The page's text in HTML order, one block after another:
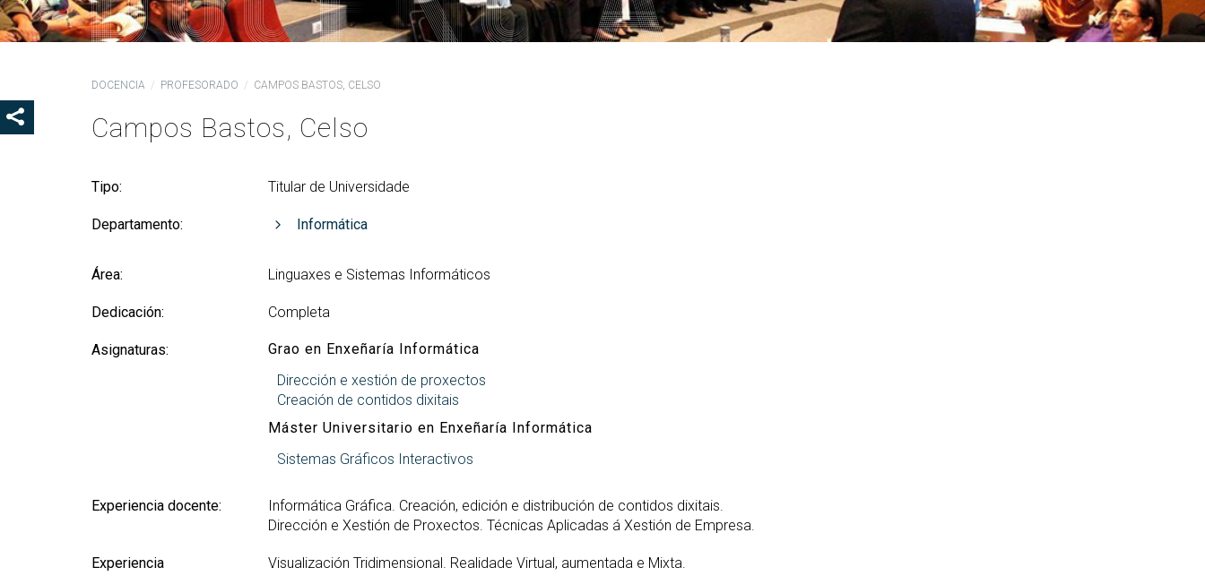
Coordinación
Delegación de Alumnos
Localización e contacto
extracurriculares
Prácticas en empresa
PARS Grao e Máster en
Enxeñaría Informática
títulos
Recoñecementos de calidade
DOCENCIA PROFESORADO CAMPOS BASTOS, CELSO
Campos Bastos, Celso
Tipo: Titular de Universidade
Departamento: Informática
Área: Linguaxes e Sistemas Informáticos
Dedicación: Completa
Asignaturas:
Grao en Enxeñaría Informática
Dirección e xestión de proxectos
Creación de contidos dixitais
Máster Universitario en Enxeñaría Informática
Sistemas Gráficos Interactivos
Experiencia docente:
Informática Gráfica. Creación, edición e distribución de contidos dixitais.
Dirección e Xestión de Proxectos. Técnicas Aplicadas á Xestión de Empresa.
Experiencia
Visualización Tridimensional. Realidade Virtual, aumentada e Mixta.
MOSTRAR OS BOTÓNS DE COMPARTIR